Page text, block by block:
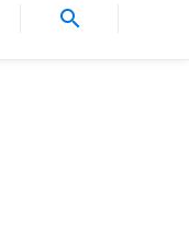
search